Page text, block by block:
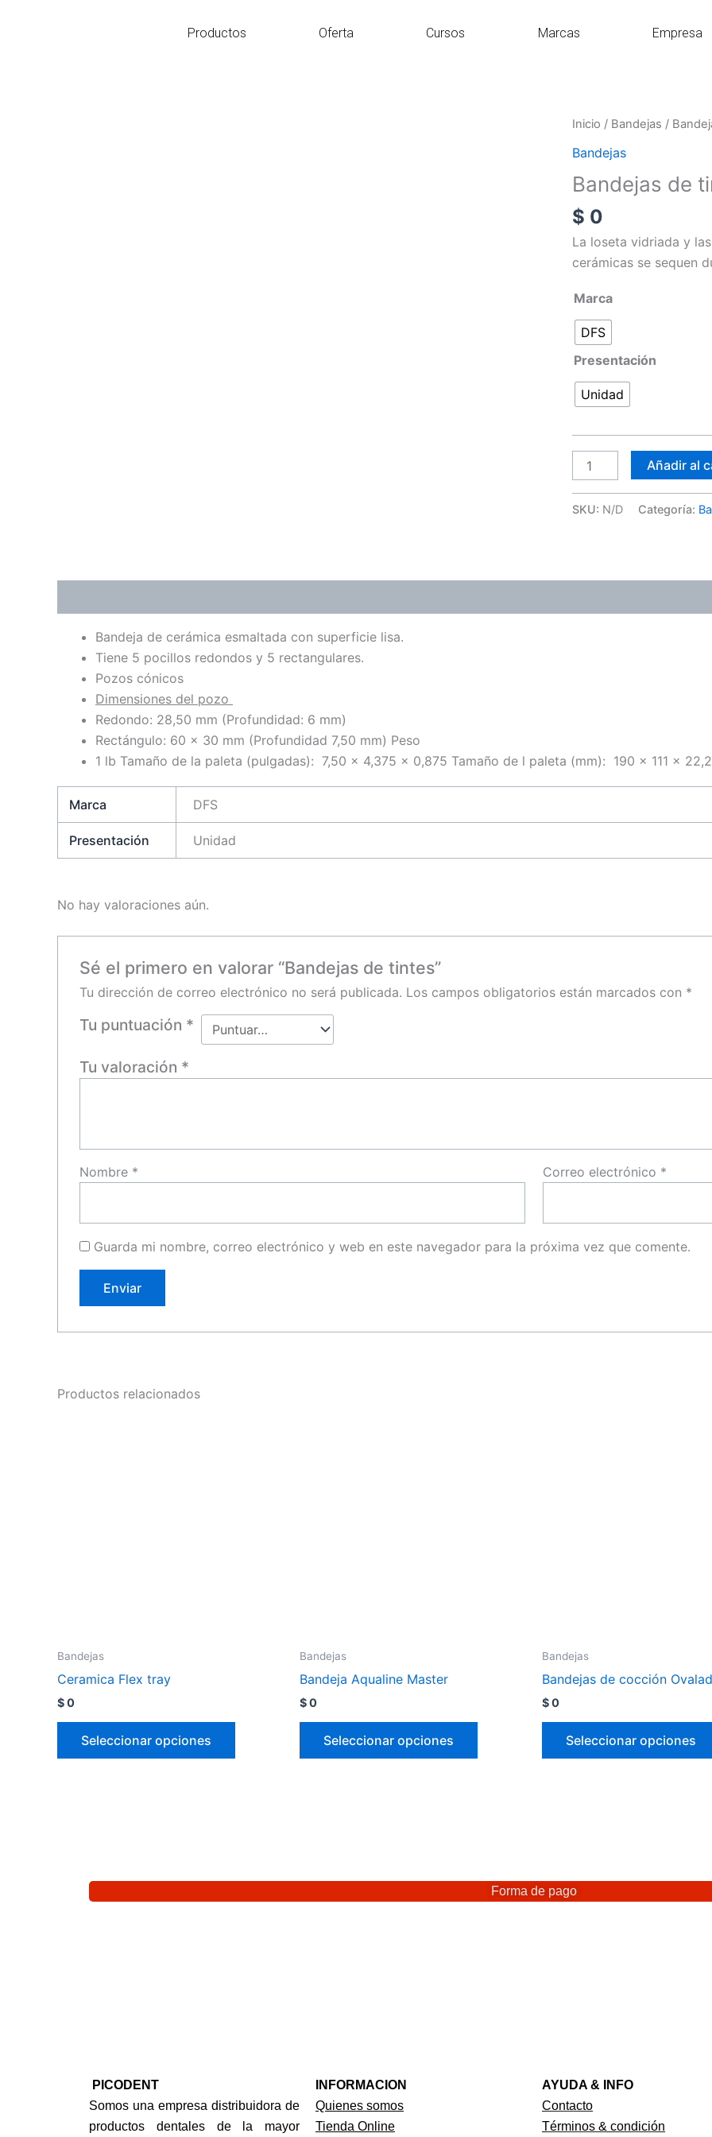
Productos Oferta Cursos Marcas Empresa
Inicio / Bandejas /
Bandejas
Bandejas de
$ 0
La loseta vidriada y
cerámicas se sequen
Marca
DFS
Presentación
Unidad
Bandejas
de
cantidad
Añadir al
SKU: N/D Categoría:
Bandeja de cerámica esmaltada con superficie lisa.
Tiene 5 pocillos redondos y 5 rectangulares.
Pozos cónicos
Dimensiones del pozo
Redondo: 28,50 mm (Profundidad: 6 mm)
Rectángulo: 60 x 30 mm (Profundidad 7,50 mm) Peso
1 lb Tamaño de la paleta (pulgadas): 7,50 x 4,375 x 0,875 Tamaño de l paleta (mm): 190 x 111 x
Marca DFS
Presentación Unidad
No hay valoraciones aún.
Sé el primero en valorar “Bandejas de tintes”
Tu dirección de correo electrónico no será publicada. Los campos obligatorios están marcados con *
Tu puntuación *
Tu valoración *
Nombre * Correo electrónico *
Guarda mi nombre, correo electrónico y web en este navegador para la próxima vez que comente.
Productos relacionados
Bandejas
Ceramica Flex tray
$0
Seleccionar opciones
Bandejas
Bandeja Aqualine Master
$0
Seleccionar opciones
Bandejas
Bandejas de cocción
$0
Seleccionar opciones
Forma de pago
PICODENT
Somos una empresa distribuidora de
productos dentales de la mayor
INFORMACION
Quienes somos
Tienda Online
AYUDA & INFO
Contacto
Términos & condición